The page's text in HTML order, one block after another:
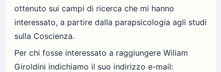
ottenuto sui campi di ricerca che mi hanno
interessato, a partire dalla parapsicologia agli studi
sulla Coscienza.
Per chi fosse interessato a raggiungere Wiliam
Giroldini indichiamo il suo indirizzo e-mail: